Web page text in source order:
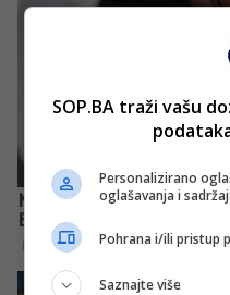
SOP.BA traži vašu
Personalizirano
oglašavanja i
Pohrana i/ili pristup
Saznajte više